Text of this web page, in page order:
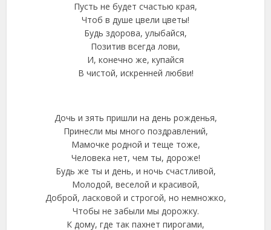
Пусть не будет счастью края,
Чтоб в душе цвели цветы!
Будь здорова, улыбайся,
Позитив всегда лови,
И, конечно же, купайся
В чистой, искренней любви!
Дочь и зять пришли на день рожденья,
Принесли мы много поздравлений,
Мамочке родной и теще тоже,
Человека нет, чем ты, дороже!
Будь же ты и день, и ночь счастливой,
Молодой, веселой и красивой,
Доброй, ласковой и строгой, но немножко,
Чтобы не забыли мы дорожку.
К дому, где так пахнет пирогами,